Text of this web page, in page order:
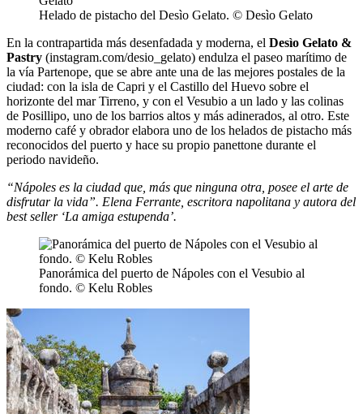
Helado de pistacho del Desìo Gelato. © Desìo Gelato
En la contrapartida más desenfadada y moderna, el Desìo Gelato &
Pastry (instagram.com/desio_gelato) endulza el paseo marítimo de
la vía Partenope, que se abre ante una de las mejores postales de la
ciudad: con la isla de Capri y el Castillo del Huevo sobre el
horizonte del mar Tirreno, y con el Vesubio a un lado y las colinas
de Posillipo, uno de los barrios altos y más adinerados, al otro. Este
moderno café y obrador elabora uno de los helados de pistacho más
reconocidos del puerto y hace su propio panettone durante el
periodo navideño.
“Nápoles es la ciudad que, más que ninguna otra, posee el arte de
disfrutar la vida”. Elena Ferrante, escritora napolitana y autora del
best seller ‘La amiga estupenda’.
Panorámica del puerto de Nápoles con el Vesubio al
fondo. © Kelu Robles